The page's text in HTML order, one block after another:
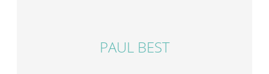
PAUL BEST